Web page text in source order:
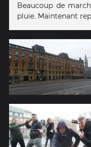
Beaucoup de
pluie. Maintenant